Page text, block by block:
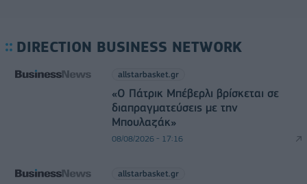
DIRECTION BUSINESS NETWORK
allstarbasket.gr
«Ο Πάτρικ Μπέβερλι βρίσκεται σε
διαπραγματεύσεις με την
Μπουλαζάκ»
08/08/2026 - 17:16
allstarbasket.gr